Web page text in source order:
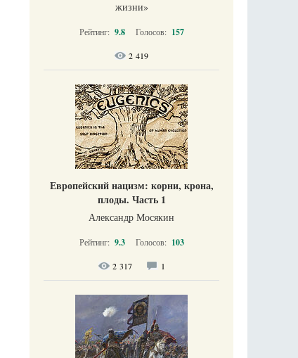
жизни​»
Рейтинг: 9.8 Голосов: 157
2 419
Европейский нацизм: корни, крона,
плоды. Часть 1
Александр Мосякин
Рейтинг: 9.3 Голосов: 103
2 317 1